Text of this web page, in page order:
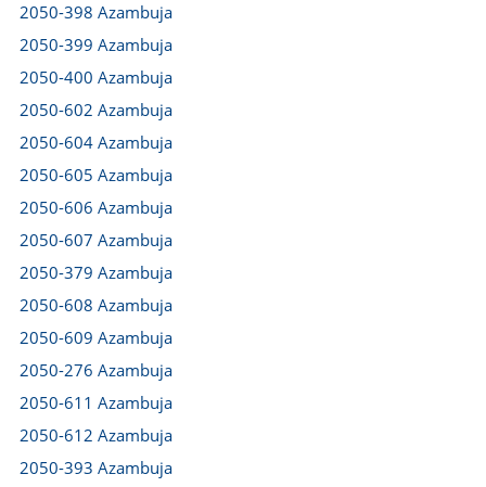
2050-398 Azambuja
2050-399 Azambuja
2050-400 Azambuja
2050-602 Azambuja
2050-604 Azambuja
2050-605 Azambuja
2050-606 Azambuja
2050-607 Azambuja
2050-379 Azambuja
2050-608 Azambuja
2050-609 Azambuja
2050-276 Azambuja
2050-611 Azambuja
2050-612 Azambuja
2050-393 Azambuja